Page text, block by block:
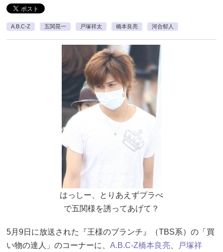
A.B.C-Z 五関晃一 戸塚祥太 橋本良亮 河合郁人
はっしー、とりあえずプラべ
で五関様を誘ってあげて？
5月9日に放送された『王様のブランチ』（TBS系）の「買
い物の達人」のコーナーに、 A.B.C-Z橋本良亮
戸塚祥